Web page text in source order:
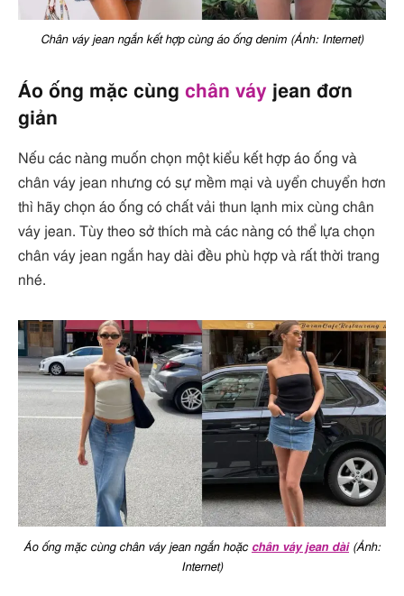
Chân váy jean ngắn kết hợp cùng áo ống denim (Ảnh: Internet)
Áo ống mặc cùng chân váy jean đơn
giản
Nếu các nàng muốn chọn một kiểu kết hợp áo ống và
chân váy jean nhưng có sự mềm mại và uyển chuyển hơn
thì hãy chọn áo ống có chất vải thun lạnh mix cùng chân
váy jean. Tùy theo sở thích mà các nàng có thể lựa chọn
chân váy jean ngắn hay dài đều phù hợp và rất thời trang
nhé.
Áo ống mặc cùng chân váy jean ngắn hoặc chân váy jean dài(Ảnh:
Internet)